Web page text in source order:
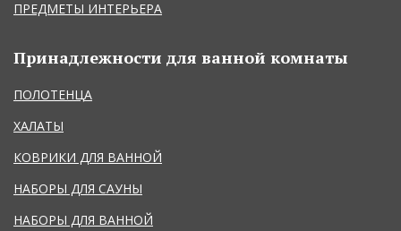
ПРЕДМЕТЫ ИНТЕРЬЕРА
Принадлежности для ванной комнаты
ПОЛОТЕНЦА
ХАЛАТЫ
КОВРИКИ ДЛЯ ВАННОЙ
НАБОРЫ ДЛЯ САУНЫ
НАБОРЫ ДЛЯ ВАННОЙ